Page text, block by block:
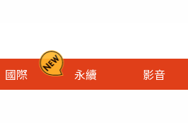
國際 永續 影音